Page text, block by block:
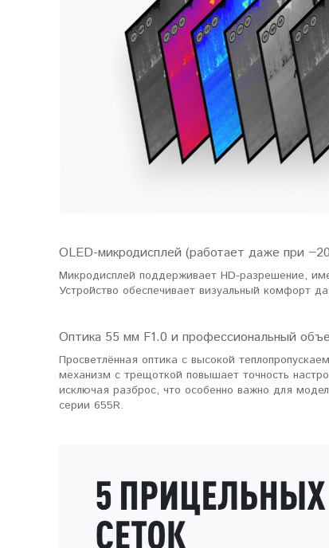
OLED-микродисплей (работает даже при
Микродисплей поддерживает HD-разрешение,
Устройство обеспечивает визуальный комфорт
Оптика 55 мм F1.0 и профессиональный
Просветлённая оптика с высокой
механизм с трещоткой повышает точность
исключая разброс, что особенно важно для
серии 655R.